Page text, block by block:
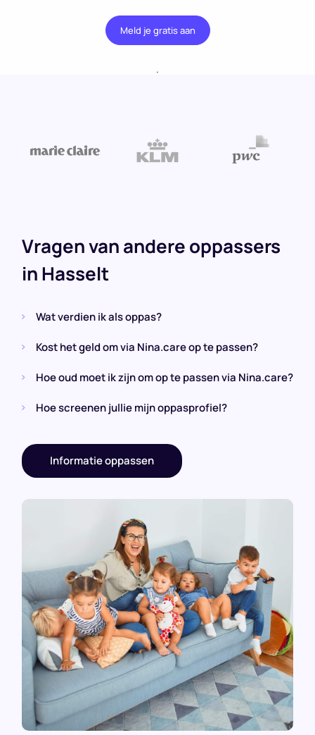
Meld je gratis aan
.
Vragen van andere oppassers
in Hasselt
Wat verdien ik als oppas?
Kost het geld om via Nina.care op te passen?
Hoe oud moet ik zijn om op te passen via Nina.care?
Hoe screenen jullie mijn oppasprofiel?
Informatie oppassen